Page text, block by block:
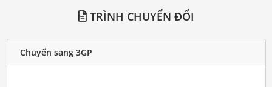
TRÌNH CHUYỂN ĐỔI
Chuyển sang 3GP